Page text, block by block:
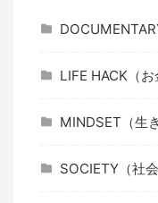
LIFE HACK（お
MINDSET（生
SOCIETY（社